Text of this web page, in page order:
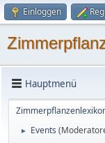
Einloggen
Hauptmenü
► Events